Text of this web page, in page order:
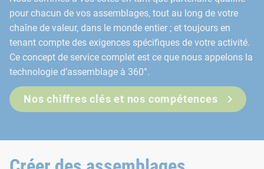
pour chacun de vos assemblages, tout au long de votre
chaîne de valeur, dans le monde entier ; et toujours en
tenant compte des exigences spécifiques de votre activité.
Ce concept de service complet est ce que nous appelons la
technologie d’assemblage à 360°.
Nos chiffres clés et nos compétences